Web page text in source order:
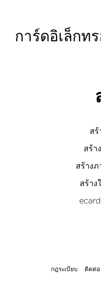
การ์ดอิเล็กท
สร้
สร้า
สร้าง
สร้าง
กฎระเบียบ ติดต่อ